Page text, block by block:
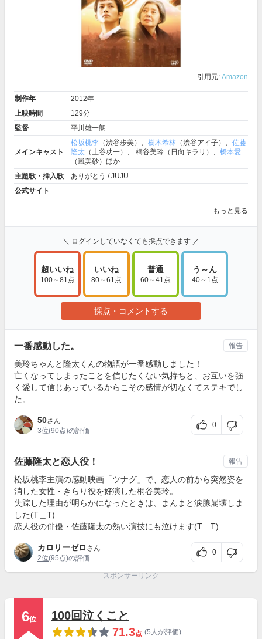
引用元: Amazon
制作年
2012年
上映時間
129分
監督
平川雄一朗
メインキャスト
松坂桃李 （渋谷歩美）、 樹木希林 （渋谷アイ子）、 佐藤
隆太 （土谷功一）、 桐谷美玲（日向キラリ）、 橋本愛
（嵐美砂）ほか
主題歌・挿入歌
ありがとう / JUJU
公式サイト
-
もっと見る
＼ ログインしていなくても採点できます ／
超いいね
100～81点
いいね
80～61点
普通
60～41点
う～ん
40～1点
採点・コメントする
一番感動した。
美玲ちゃんと隆太くんの物語が一番感動しました！
亡くなってしまったことを信じたくない気持ちと、お互いを強
く愛して信じあっているからこその感情が切なくてステキでし
た。
50さん
3位(90点)の評価
0
報告
佐藤隆太と恋人役！
松坂桃李主演の感動映画「ツナグ」で、恋人の前から突然姿を
消した女性・きらり役を好演した桐谷美玲。
失踪した理由が明らかになったときは、まんまと涙腺崩壊しま
した(T＿T)
恋人役の俳優・佐藤隆太の熱い演技にも泣けます(T＿T)
カロリーゼロ さん
2位(95点)の評価
0
報告
スポンサーリンク
6位
100回泣くこと
71.3点 (5人が評価)